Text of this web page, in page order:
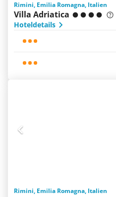
Rimini, Emilia Romagna, Italien
Villa Adriatica
Hoteldetails
Rimini, Emilia Romagna, Italien